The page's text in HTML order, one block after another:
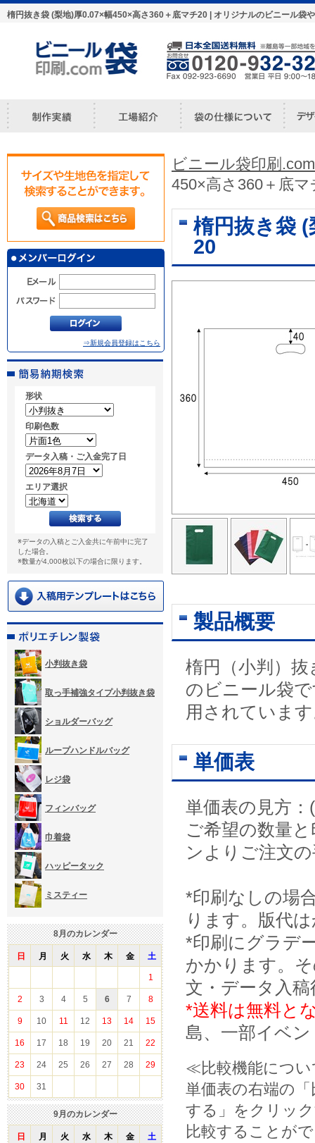
楕円抜き袋 (梨地)厚0.07×幅450×高さ360＋底マチ20 | オリジナルのビニール袋
⇒新規会員登録はこちら
形状
印刷色数
データ入稿・ご入金完了日
エリア選択
※データの入稿とご入金共に午前中に完了
した場合。
※数量が4,000枚以下の場合に限ります。
小判抜き袋
取っ手補強タイプ小判抜き袋
ショルダーバッグ
ループハンドルバッグ
レジ袋
フィンバッグ
巾着袋
ハッピータック
ミスティー
8月のカレンダー
日 月 火 水 木 金 土
1
2 3 4 5 6 7 8
9 10 11 12 13 14 15
16 17 18 19 20 21 22
23 24 25 26 27 28 29
30 31
9月のカレンダー
日 月 火 水 木 金 土
ビニール袋印刷
450×高さ360＋底マ
楕円抜き袋
20
製品概要
楕円（小判）
のビニール袋
用されていま
単価表
単価表の見方
ご希望の数量
ンよりご注文
*印刷なしの場
ります。版代
*印刷にグラデ
かかります。
文・データ入
*送料は無料と
島、一部イベ
≪比較機能につ
単価表の右端の
する」をクリッ
比較することが